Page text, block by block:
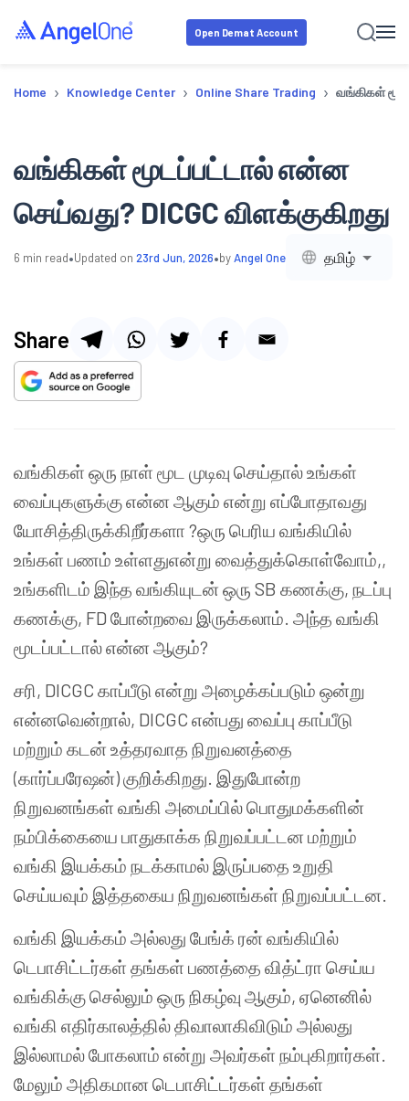
Open Demat Account
Home › Knowledge Center › Online Share Trading › வங்கிகள்
வங்கிகள் மூடப்பட்டால் என்ன
செய்வது? DICGC விளக்குகிறது
6 min read•Updated on 23rd Jun, 2026•byAngel One தமிழ்
Share
வங்கிகள் ஒரு நாள் மூட முடிவு செய்தால் உங்கள்
வைப்புகளுக்கு என்ன ஆகும் என்று எப்போதாவது
யோசித்திருக்கிறீர்களா ?ஒரு பெரிய வங்கியில்
உங்கள் பணம் உள்ளதுஎன்று வைத்துக்கொள்வோம்,,
உங்களிடம் இந்த வங்கியுடன் ஒரு SB கணக்கு, நடப்பு
கணக்கு, FD போன்றவை இருக்கலாம். அந்த வங்கி
மூடப்பட்டால் என்ன ஆகும்?
சரி, DICGC காப்பீடு என்று அழைக்கப்படும் ஒன்று
என்னவென்றால், DICGC என்பது வைப்பு காப்பீடு
மற்றும் கடன் உத்தரவாத நிறுவனத்தை
(கார்ப்பரேஷன்) குறிக்கிறது. இதுபோன்ற
நிறுவனங்கள் வங்கி அமைப்பில் பொதுமக்களின்
நம்பிக்கையை பாதுகாக்க நிறுவப்பட்டன மற்றும்
வங்கி இயக்கம் நடக்காமல் இருப்பதை உறுதி
செய்யவும் இத்தகைய நிறுவனங்கள் நிறுவப்பட்டன.
வங்கி இயக்கம் அல்லது பேங்க் ரன் வங்கியில்
டெபாசிட்டர்கள் தங்கள் பணத்தை வித்ட்ரா செய்ய
வங்கிக்கு செல்லும் ஒரு நிகழ்வு ஆகும், ஏனெனில்
வங்கி எதிர்காலத்தில் திவாலாகிவிடும் அல்லது
இல்லாமல் போகலாம் என்று அவர்கள் நம்புகிறார்கள்.
மேலும் அதிகமான டெபாசிட்டர்கள் தங்கள்